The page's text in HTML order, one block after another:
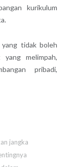
kurikulum
yang tidak boleh
yang melimpah,
pribadi,
jangka